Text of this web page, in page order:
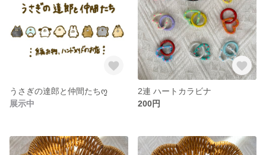
うさぎの達郎と仲間たちო͈̮
展示中
2連 ハートカラビナ
200円